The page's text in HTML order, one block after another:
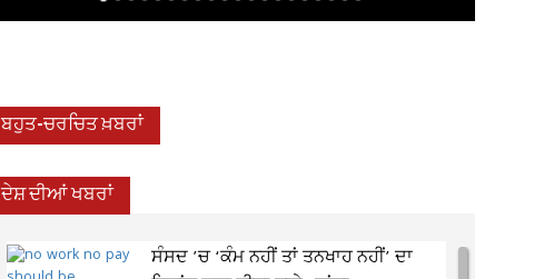
ਬਹੁਤ-ਚਰਚਿਤ ਖ਼ਬਰਾਂ
ਦੇਸ਼ ਦੀਆਂ ਖਬਰਾਂ
ਸੰਸਦ ’ਚ ‘ਕੰਮ ਨਹੀਂ ਤਾਂ ਤਨਖਾਹ ਨਹੀਂ’ ਦਾ